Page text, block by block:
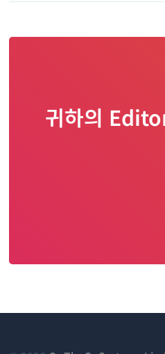
귀하의